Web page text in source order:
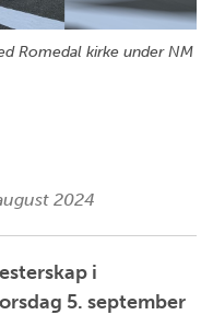
Romedal kirke under NM
2024
i
5. september